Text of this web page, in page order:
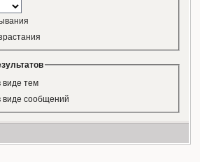
виде тем
виде сообщений